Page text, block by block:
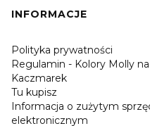
INFORMACJE
Polityka prywatności
Regulamin - Kolory Molly
Kaczmarek
Tu kupisz
Informacja o zużytym
elektronicznym